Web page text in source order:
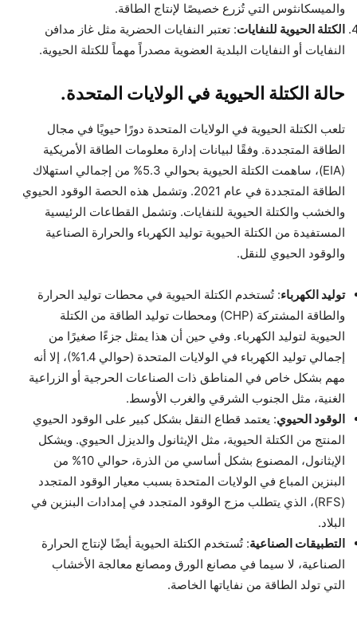
والميسكانثوس التي تُزرع خصيصًا لإنتاج الطاقة.
الكتلة الحيوية للنفايات: تعتبر النفايات الحضرية مثل غاز مدافن
النفايات أو النفايات البلدية العضوية مصدراً مهماً للكتلة الحيوية.
حالة الكتلة الحيوية في الولايات المتحدة.
تلعب الكتلة الحيوية في الولايات المتحدة دورًا حيويًا في مجال
الطاقة المتجددة. وفقًا لبيانات إدارة معلومات الطاقة الأمريكية
(EIA)، ساهمت الكتلة الحيوية بحوالي 5.3% من إجمالي استهلاك
الطاقة المتجددة في عام 2021. وتشمل هذه الحصة الوقود الحيوي
والخشب والكتلة الحيوية للنفايات. وتشمل القطاعات الرئيسية
المستفيدة من الكتلة الحيوية توليد الكهرباء والحرارة الصناعية
والوقود الحيوي للنقل.
توليد الكهرباء: تُستخدم الكتلة الحيوية في محطات توليد الحرارة
والطاقة المشتركة (CHP) ومحطات توليد الطاقة من الكتلة
الحيوية لتوليد الكهرباء. وفي حين أن هذا يمثل جزءًا صغيرًا من
إجمالي توليد الكهرباء في الولايات المتحدة (حوالي 1.4%)، إلا أنه
مهم بشكل خاص في المناطق ذات الصناعات الحرجية أو الزراعية
الغنية، مثل الجنوب الشرقي والغرب الأوسط.
الوقود الحيوي: يعتمد قطاع النقل بشكل كبير على الوقود الحيوي
المنتج من الكتلة الحيوية، مثل الإيثانول والديزل الحيوي. ويشكل
الإيثانول، المصنوع بشكل أساسي من الذرة، حوالي 10% من
البنزين المباع في الولايات المتحدة بسبب معيار الوقود المتجدد
(RFS)، الذي يتطلب مزج الوقود المتجدد في إمدادات البنزين في
البلاد.
التطبيقات الصناعية: تُستخدم الكتلة الحيوية أيضًا لإنتاج الحرارة
الصناعية، لا سيما في مصانع الورق ومصانع معالجة الأخشاب
التي تولد الطاقة من نفاياتها الخاصة.